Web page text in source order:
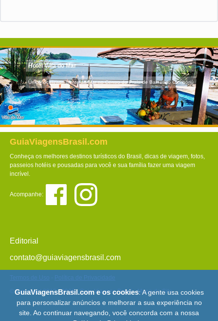
Hotel Villa do Mar
Único localizado frente ao Mar no Centro da Praia de Balneário Camboriú
GuiaViagensBrasil.com
Conheça os melhores destinos turísticos do Brasil, dicas de viagem, fotos,
passeios hotéis e pousadas para você e sua família fazer uma viagem
incrível.
Acompanhe:
Editorial
contato@guiaviagensbrasil.com
Termos de Uso
Política de Privacidade
© Copyright 2013 - 2026 - Guia Viagens Brasil -Mapa do Site
GuiaViagensBrasil.com e os cookies: A gente usa cookies
para personalizar anúncios e melhorar a sua experiência no
site. Ao continuar navegando, você concorda com a nossa